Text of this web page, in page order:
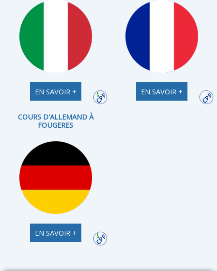
EN SAVOIR + EN SAVOIR +
COURS D'ALLEMAND À
FOUGERES
EN SAVOIR +